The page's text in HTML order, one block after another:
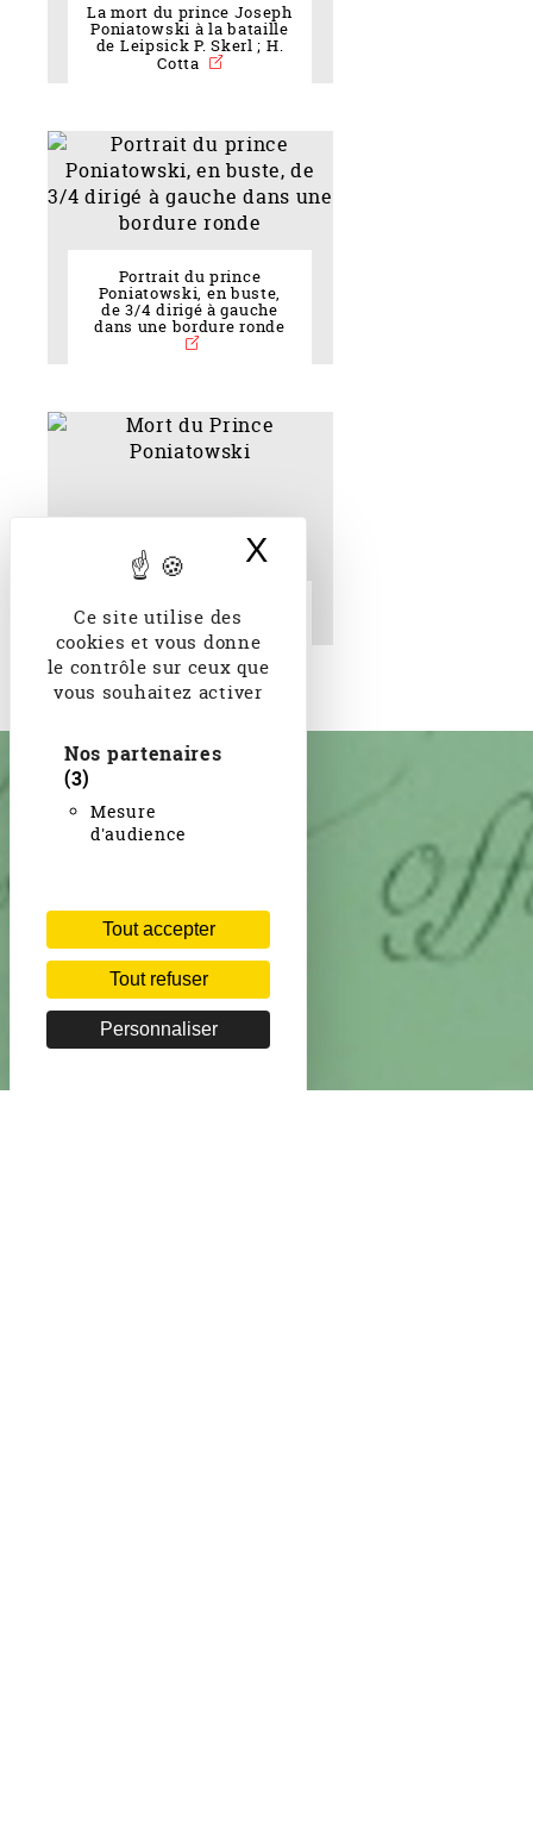
Ce site utilise des
cookies et vous donne
le contrôle sur ceux que
vous souhaitez activer
Nos partenaires
(3)
Mesure
d'audience
Tout accepter
Tout refuser
Personnaliser
X
La mort du prince Joseph
Poniatowski à la bataille
de Leipsick P. Skerl ; H.
Cotta
Portrait du prince
Poniatowski, en buste,
de 3/4 dirigé à gauche
dans une bordure ronde
Mort du Prince
Poniatowski